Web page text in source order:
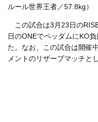
ルール世界王者／57.8kg）
この試合は3月23日の
日のONEでペッダムにKO
た。なお、この試合は開催
メントのリザーブマッチと